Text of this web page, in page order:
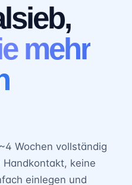
mehr
Wochen vollständig
Handkontakt, keine
einlegen und